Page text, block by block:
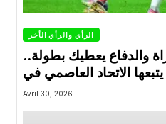
الرأي والرأي الأخر
والدفاع يعطيك بطولة..
الاتحاد العاصمي في
تتويجاته آخر السنوات
Avril 30, 2026